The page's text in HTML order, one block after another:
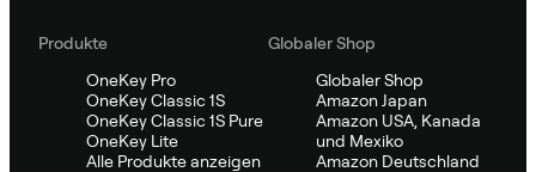
Produkte
OneKey Pro
OneKey Classic 1S
OneKey Classic 1S Pure
OneKey Lite
Alle Produkte anzeigen
Globaler Shop
Globaler Shop
Amazon Japan
Amazon USA, Kanada
und Mexiko
Amazon Deutschland